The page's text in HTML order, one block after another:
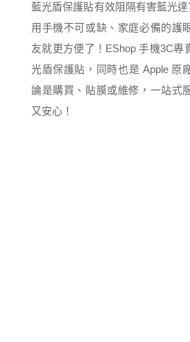
藍光盾保護貼有效阻隔有害藍光
用手機不可或缺、家庭必備的護
友就更方便了！EShop 手機3C專
光盾保護貼，同時也是 Apple 原
論是購買、貼膜或維修，一站式
又安心！